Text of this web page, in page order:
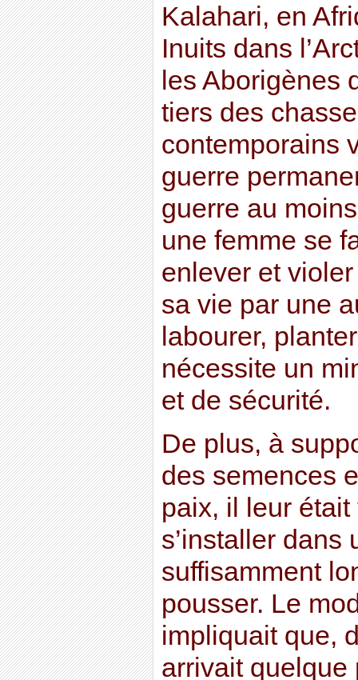
Kalahari, en
Inuits dans
les Aborigènes
tiers des
contemporains
guerre
guerre au
une femme se
enlever et
sa vie par une
labourer,
nécessite un
et de sécurité.
De plus, à
des semences
paix, il leur
s’installer dans
suffisamment
pousser. Le
impliquait que,
arrivait quelque